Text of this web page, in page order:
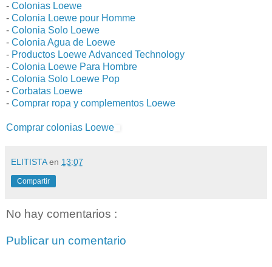
- Colonias Loewe
- Colonia Loewe pour Homme
- Colonia Solo Loewe
- Colonia Agua de Loewe
- Productos Loewe Advanced Technology
- Colonia Loewe Para Hombre
- Colonia Solo Loewe Pop
- Corbatas Loewe
- Comprar ropa y complementos Loewe
Comprar colonias Loewe
ELITISTAen 13:07
Compartir
No hay comentarios :
Publicar un comentario